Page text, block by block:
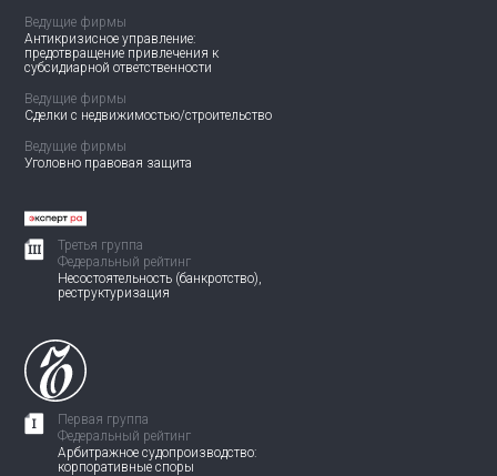
Ведущие фирмы
Антикризисное управление:
предотвращение привлечения к
субсидиарной ответственности
Ведущие фирмы
Сделки с недвижимостью/строительство
Ведущие фирмы
Уголовно правовая защита
Третья группа
Федеральный рейтинг
Несостоятельность (банкротство),
реструктуризация
Первая группа
Федеральный рейтинг
Арбитражное судопроизводство:
корпоративные споры